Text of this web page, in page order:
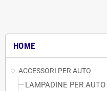
HOME
ACCESSORI PER AUTO
LAMPADINE PER AUTO